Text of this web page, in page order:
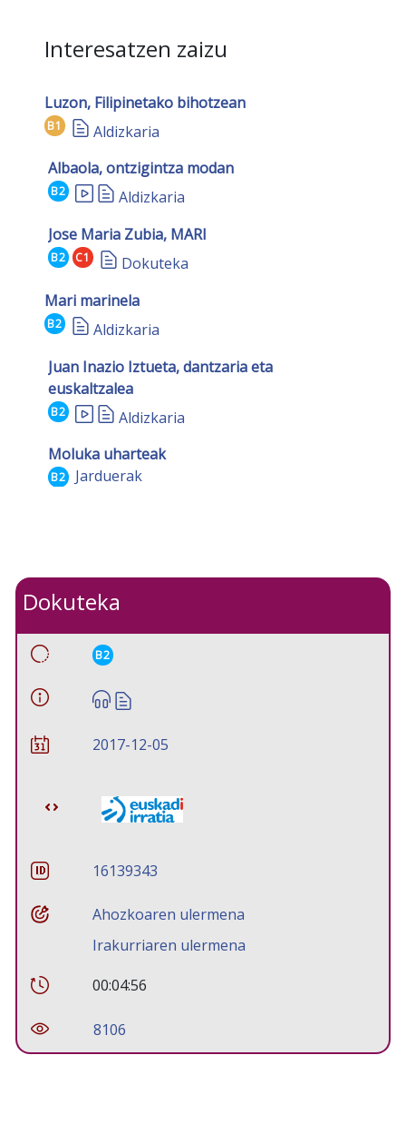
Interesatzen zaizu
Luzon, Filipinetako bihotzean
B1
Aldizkaria
Albaola, ontzigintza modan
B2
Aldizkaria
Jose Maria Zubia, MARI
B2 C1
Dokuteka
Mari marinela
B2
Aldizkaria
Juan Inazio Iztueta, dantzaria eta
euskaltzalea
B2
Aldizkaria
Moluka uharteak
B2 Jarduerak
Dokuteka
B2
2017-12-05
16139343
Ahozkoaren ulermena
Irakurriaren ulermena
00:04:56
8106